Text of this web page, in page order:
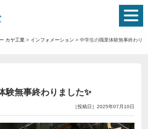
カヤ工業 > インフォメーション > 中学生の職業体験無事終わり
験無事終わりました✨
［投稿日］2025年07月10日